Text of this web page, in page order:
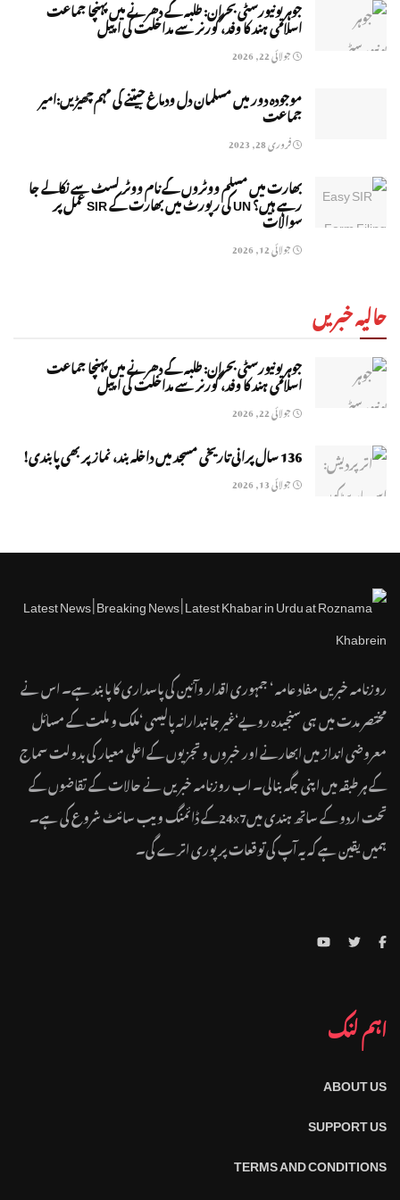
جوہر یونیورسٹی بحران: طلبہ کے دھرنے میں پہنچا جماعت
اسلامی ہند کا وفد، گورنر سے مداخلت کی اپیل
جولائی 22, 2026
موجودہ دور میں مسلمان دل ودماغ جیتنے کی مہم چھیڑیں:امیر
جماعت
فروری 28, 2023
بھارت میں مسلم ووٹروں کے نام ووٹر لسٹ سے نکالے جا
رہے ہیں؟ UN کی رپورٹ میں بھارت کے SIR عمل پر
سوالات
جولائی 12, 2026
حالیہ خبریں
جوہر یونیورسٹی بحران: طلبہ کے دھرنے میں پہنچا جماعت
اسلامی ہند کا وفد، گورنر سے مداخلت کی اپیل
جولائی 22, 2026
136 سال پرانی تاریخی مسجد میں داخلہ بند، نماز پر بھی پابندی!
جولائی 13, 2026
روزنامہ خبریں مفاد عامہ ‘ جمہوری اقدار وآئین کی پاسداری کا پابند ہے۔ اس نے
مختصر مدت میں ہی سنجیدہ رویے‘غیر جانبدارانہ پالیسی ‘ملک و ملت کے مسائل
معروضی انداز میں ابھارنے اور خبروں و تجزیوں کے اعلی معیار کی بدولت سماج
کے ہر طبقہ میں اپنی جگہ بنالی۔ اب روزنامہ خبریں نے حالات کے تقاضوں کے
تحت اردو کے ساتھ ہندی میں24x7کے ڈائمنگ ویب سائٹ شروع کی ہے۔
ہمیں یقین ہے کہ یہ آپ کی توقعات پر پوری اترے گی۔
اہم لنک
ABOUT US
SUPPORT US
TERMS AND CONDITIONS